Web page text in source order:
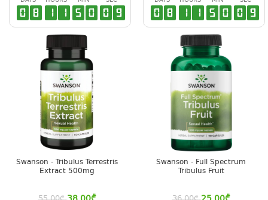
0 8 1 1 5 0 0 8
Swanson - Tribulus Terrestris
Extract 500mg
0 8 1 1 5 0 0 8
Swanson - Full Spectrum
Tribulus Fruit